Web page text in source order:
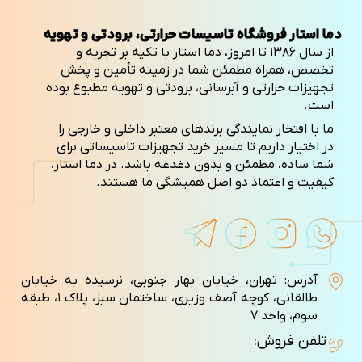
دما استار فروشگاه تاسیسات حرارتی، برودتی و تهویه
از سال ۱۳۸۶ تا امروز، دما استار با تکیه بر تجربه و
تخصص، همراه مطمئن شما در زمینه تأمین و پخش
تجهیزات حرارتی و آبرسانی، برودتی و تهویه مطبوع بوده
است.
ما با افتخار نمایندگی برندهای معتبر داخلی و خارجی را
در اختیار داریم تا مسیر خرید تجهیزات تاسیساتی برای
شما ساده، مطمئن و بدون دغدغه باشد. در دما استار،
کیفیت و اعتماد دو اصل همیشگی ما هستند.
آدرس: تهران، خیابان بهار جنوبی، نرسیده به خیابان
طالقانی، کوچه آصف وزيری، ساختمان سبز، پلاک ۱، طبقه
سوم، واحد ۷
تلفن فروش: